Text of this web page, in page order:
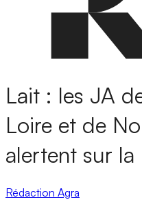
Lait : les JA
Loire et de
alertent sur la
Rédaction Agra